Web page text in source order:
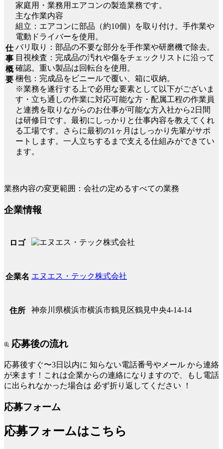
仕
事
概
要
家庭用・業務用エアコンの製造業務です。
主な作業内容
組立：エアコンに部品（約10個）を取り付け。手作業や
電動ドライバーを使用。
バリ取り：部品の不要な部分を手作業や研磨機で除去。
目視検査：完成品の汚れや傷をチェックリストに沿って
確認。重い製品は回転台を使用。
梱包：完成品をビニールで覆い、箱に収納。
※業務を遂行する上で必用な要素として以下がございま
す・立ち通しの作業に対応可能な方・配属工程の作業員
と連携を取りながらのお仕事が可能な方入社から2日間
は研修日です。最初にしっかりと仕事内容を教えてくれ
る工場です。さらに最初の1ヶ月はしっかり先輩がサポ
ートします。一人立ちするまで支える仕組みができてい
ます。
業務内容の変更範囲：会社の定めるすべての業務
企業情報
ロゴ
企業名 エヌエス・テック株式会社
住所 神奈川県横浜市横浜市鶴見区鶴見中央4-14-14
応募後の流れ
応募後すぐ〜3日以内に 知らない電話番号やメール から連絡
が来ます！これは企業からの連絡になりますので、もし電話
に出られなかった場合は 必ず折り返してください ！
応募フォーム
応募フォームはこちら